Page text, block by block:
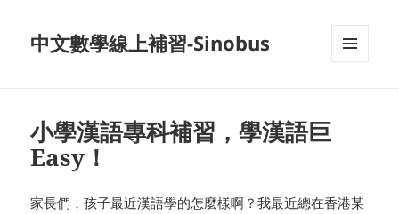
中文數學線上補習-Sinobus
小學漢語專科補習，學漢語巨
Easy！
家長們，孩子最近漢語學的怎麼樣啊？我最近總在香港某